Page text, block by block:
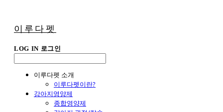
이루다펫
LOG IN 로그인
이루다펫 소개
이루다펫이란?
강아지영양제
종합영양제